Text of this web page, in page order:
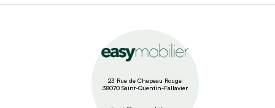
23 Rue de Chapeau Rouge
38070 Saint-Quentin-Fallavier